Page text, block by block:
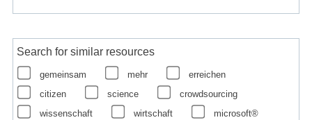
Search for similar resources
gemeinsam mehr
erreichen
citizen
science
crowdsourcing
wissenschaft
wirtschaft
microsoft®